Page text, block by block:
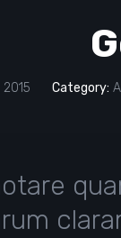
Category: